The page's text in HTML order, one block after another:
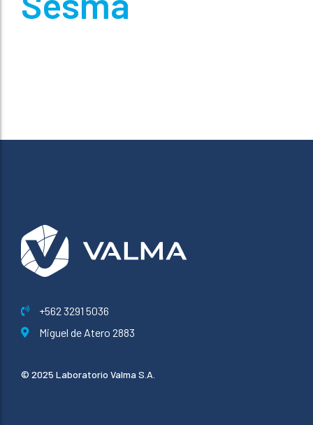
+562 3291 5036
Miguel de Atero 2883
© 2025 Laboratorio Valma S.A.